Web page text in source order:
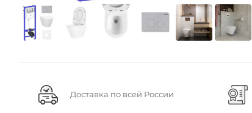
Доставка по всей России